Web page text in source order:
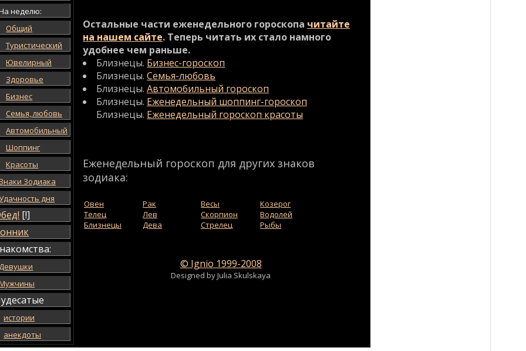
неделю:
Общий
Туристический
Ювелирный
Здоровье
Бизнес
Семья, любовь
Автомобильный
Шоппинг
Красоты
Знаки Зодиака
дня
[!]
истории
анекдоты
Остальные части еженедельного гороскопа читайте
на нашем сайте. Теперь читать их стало намного
удобнее чем раньше.
Близнецы. Бизнес-гороскоп
Близнецы. Семья-любовь
Близнецы. Автомобильный гороскоп
Близнецы. Еженедельный шоппинг-гороскоп
Близнецы. Еженедельный гороскоп красоты
Еженедельный гороскоп для других знаков
зодиака:
Овен
Телец
Близнецы
Рак
Лев
Дева
Весы
Скорпион
Стрелец
Козерог
Водолей
Рыбы
© Ignio 1999-2008
Designed by Julia Skulskaya